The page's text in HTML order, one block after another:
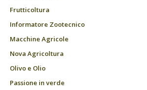
Frutticoltura
Informatore Zootecnico
Macchine Agricole
Nova Agricoltura
Olivo e Olio
Passione in verde